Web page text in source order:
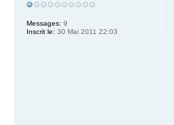
Messages: 9
Inscrit le: 30 Mai 2011 22:03